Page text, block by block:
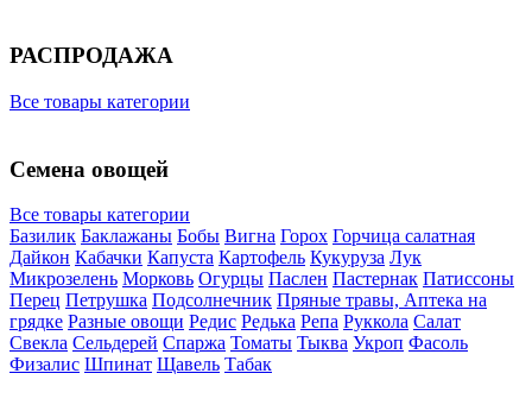
РАСПРОДАЖА
Все товары категории
Семена овощей
Все товары категории
Базилик Баклажаны Бобы Вигна Горох Горчица салатная
Дайкон Кабачки Капуста Картофель Кукуруза Лук
Микрозелень Морковь Огурцы Паслен Пастернак Патиссоны
Перец Петрушка Подсолнечник Пряные травы, Аптека на
грядке Разные овощи Редис Редька Репа Руккола Салат
Свекла Сельдерей Спаржа Томаты Тыква Укроп Фасоль
Физалис Шпинат Щавель Табак